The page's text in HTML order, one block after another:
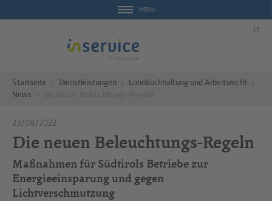
MENU
IT
Startseite Dienstleistungen
Lohnbuchhaltung und Arbeitsrecht
News
23/08/2022
Die neuen Beleuchtungs-Regeln
Maßnahmen für Südtirols Betriebe zur
Energieeinsparung und gegen
Lichtverschmutzung